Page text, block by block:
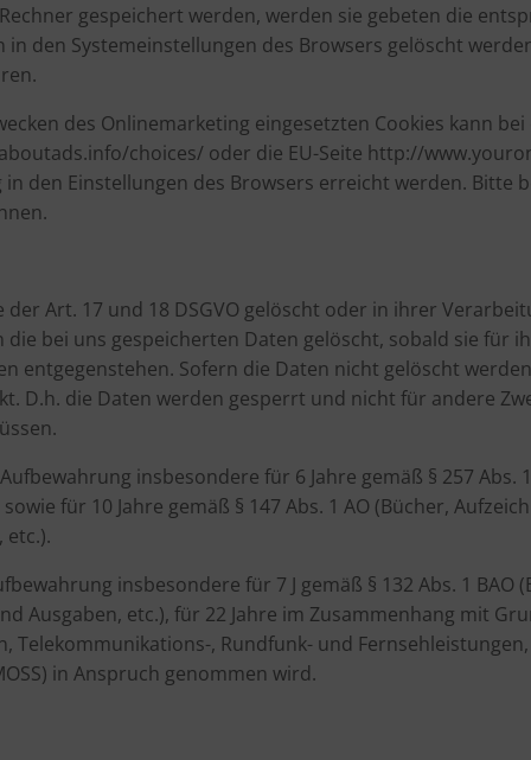
gespeichert werden, werden sie gebeten die
den Systemeinstellungen des Browsers gelöscht
des Onlinemarketing eingesetzten Cookies kann
choices/ oder die EU-Seite http://
den Einstellungen des Browsers erreicht werden. Bitte
Art. 17 und 18 DSGVO gelöscht oder in ihrer
bei uns gespeicherten Daten gelöscht, sobald sie
entgegenstehen. Sofern die Daten nicht gelöscht
D.h. die Daten werden gesperrt und nicht für andere
insbesondere für 6 Jahre gemäß § 257
für 10 Jahre gemäß § 147 Abs. 1 AO (Bücher,
etc.).
insbesondere für 7 J gemäß § 132 Abs. 1
Ausgaben, etc.), für 22 Jahre im Zusammenhang mit
, Rundfunk- und
in Anspruch genommen wird.